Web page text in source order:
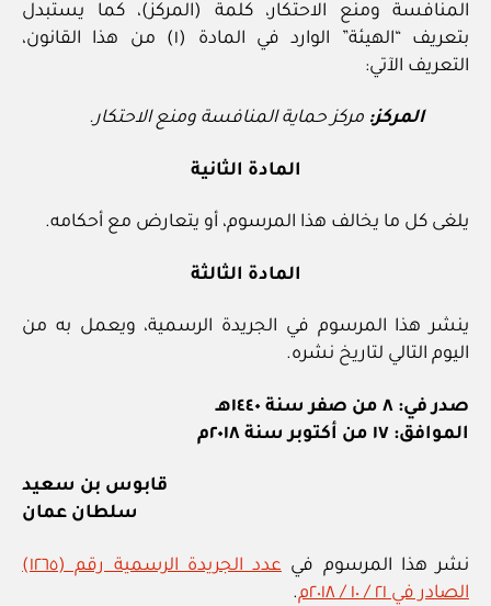
المنافسة ومنع الاحتكار، كلمة (المركز)، كما يستبدل
بتعريف “الهيئة” الوارد في المادة (١) من هذا القانون،
التعريف الآتي:
المركز: مركز حماية المنافسة ومنع الاحتكار.
المادة الثانية
يلغى كل ما يخالف هذا المرسوم، أو يتعارض مع أحكامه.
المادة الثالثة
ينشر هذا المرسوم في الجريدة الرسمية، ويعمل به من
اليوم التالي لتاريخ نشره.
صدر في: ٨ من صفر سنة ١٤٤٠هـ
الموافق: ١٧ من أكتوبر سنة ٢٠١٨م
قابوس بن سعيد
سلطان عمان
نشر هذا المرسوم في
عدد الجريدة الرسمية رقم (١٢٦٥)
الصادر في ٢١ / ١٠ / ٢٠١٨م
.